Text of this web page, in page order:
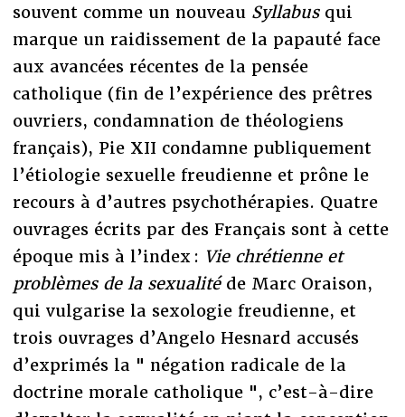
souvent comme un nouveau Syllabus qui
marque un raidissement de la papauté face
aux avancées récentes de la pensée
catholique (fin de l’expérience des prêtres
ouvriers, condamnation de théologiens
français), Pie XII condamne publiquement
l’étiologie sexuelle freudienne et prône le
recours à d’autres psychothérapies. Quatre
ouvrages écrits par des Français sont à cette
époque mis à l’index : Vie chrétienne et
problèmes de la sexualité de Marc Oraison,
qui vulgarise la sexologie freudienne, et
trois ouvrages d’Angelo Hesnard accusés
d’exprimés la " négation radicale de la
doctrine morale catholique ", c’est-à-dire